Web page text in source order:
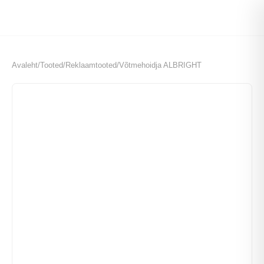
Avaleht/Tooted/Reklaamtooted/Võtmehoidja ALBRIGHT